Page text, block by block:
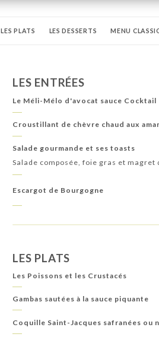
LES PLATS LES DESSERTS MENU
LES ENTRÉES
Le Méli-Mélo d'avocat sauce Cocktail
Croustillant de chèvre chaud aux
Salade gourmande et ses toasts
Salade composée, foie gras et magret
Escargot de Bourgogne
LES PLATS
Les Poissons et les Crustacés
Gambas sautées à la sauce piquante
Coquille Saint-Jacques safranées ou